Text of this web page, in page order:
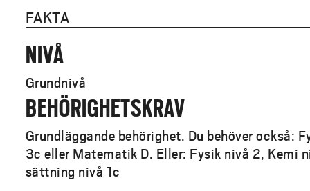
Typiska arbetsroller
Behovet av ingenjörer
FAKTA
NIVÅ
Grundnivå
BEHÖRIGHETSKRAV
Grundläggande behörighet. Du behöver också:
3c eller Matematik D. Eller: Fysik nivå 2,
sättning nivå 1c